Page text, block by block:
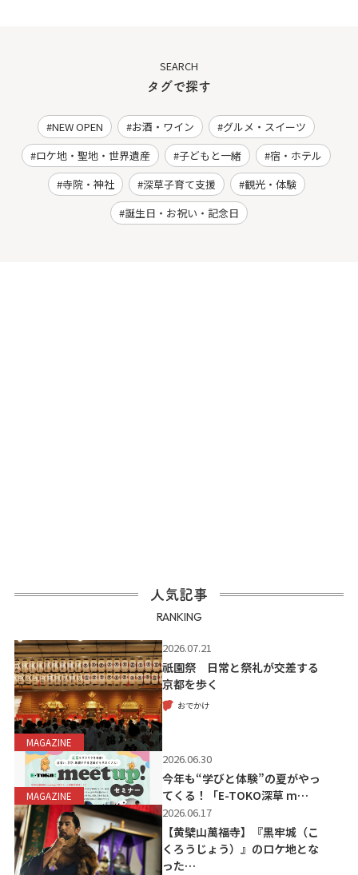
SEARCH
タグで探す
NEW OPEN お酒・ワイン
グルメ・スイーツ
ロケ地・聖地・世界遺産
子どもと一緒
宿・ホテル
寺院・神社
深草子育て支援
観光・体験
誕生日・お祝い・記念日
人気記事
RANKING
MAGAZINE
2026.07.21
祇園祭 日常と祭礼が交差する
京都を歩く
おでかけ
MAGAZINE
2026.06.30
今年も“学びと体験”の夏がやっ
てくる！「E-TOKO深草 m…
2026.06.17
【黄檗山萬福寺】『黒牢城（こ
くろうじょう）』のロケ地とな
った…